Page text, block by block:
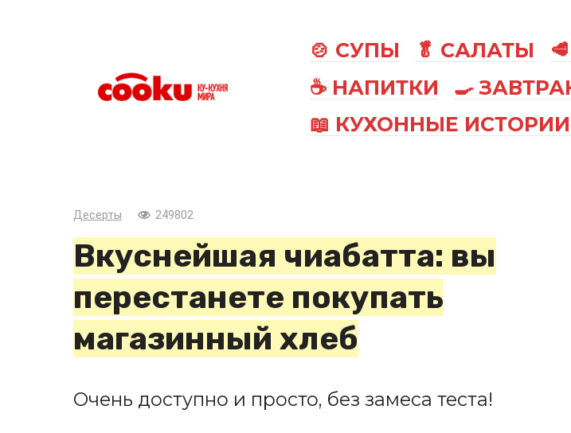
🍲 СУПЫ 🥬 САЛАТЫ
☕ НАПИТКИ
🍳
📖 КУХОННЫЕ ИСТОРИИ
Десерты 249802
Вкуснейшая чиабатта: вы
перестанете покупать
магазинный хлеб
Очень доступно и просто, без замеса теста!